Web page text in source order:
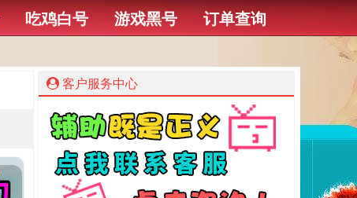
吃鸡白号 游戏黑号 订单查询
客户服务中心